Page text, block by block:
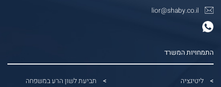
התמחויות המשרד
ליטיגציה
תביעת לשון הרע במשפחה
lior@shaby.co.il